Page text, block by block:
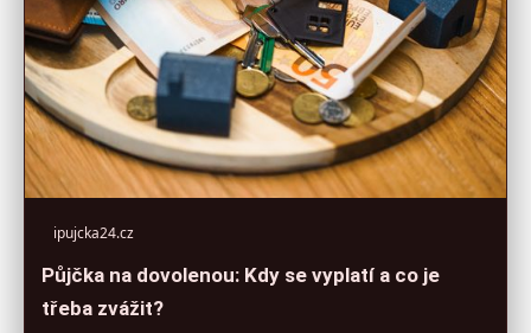
ipujcka24.cz
Půjčka na dovolenou: Kdy se vyplatí a co je
třeba zvážit?